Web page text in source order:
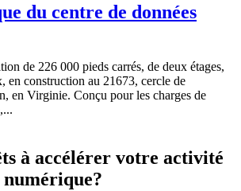
du centre de données
de 226 000 pieds carrés, de deux étages,
en construction au 21673, cercle de
en Virginie. Conçu pour les charges de
à accélérer votre activité